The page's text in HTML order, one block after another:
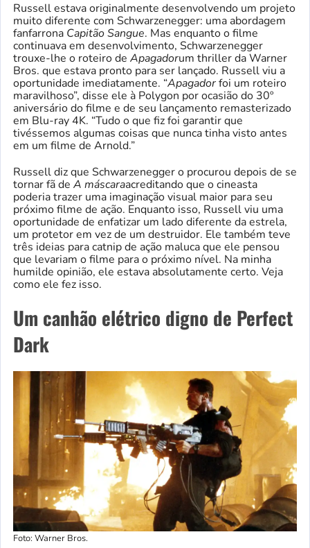
Russell estava originalmente desenvolvendo um projeto
muito diferente com Schwarzenegger: uma abordagem
fanfarrona Capitão Sangue. Mas enquanto o filme
continuava em desenvolvimento, Schwarzenegger
trouxe-lhe o roteiro de Apagadorum thriller da Warner
Bros. que estava pronto para ser lançado. Russell viu a
oportunidade imediatamente. “Apagadorfoi um roteiro
maravilhoso”, disse ele à Polygon por ocasião do 30º
aniversário do filme e de seu lançamento remasterizado
em Blu-ray 4K. “Tudo o que fiz foi garantir que
tivéssemos algumas coisas que nunca tinha visto antes
em um filme de Arnold.”
Russell diz que Schwarzenegger o procurou depois de se
tornar fã de A máscaraacreditando que o cineasta
poderia trazer uma imaginação visual maior para seu
próximo filme de ação. Enquanto isso, Russell viu uma
oportunidade de enfatizar um lado diferente da estrela,
um protetor em vez de um destruidor. Ele também teve
três ideias para catnip de ação maluca que ele pensou
que levariam o filme para o próximo nível. Na minha
humilde opinião, ele estava absolutamente certo. Veja
como ele fez isso.
Um canhão elétrico digno de Perfect
Dark
Foto: Warner Bros.